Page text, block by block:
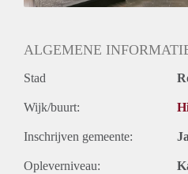
Onbepaalde termijn
ALGEMENE
Stad
Wijk/buurt:
Inschrijven gemeente: Ja
Opleverniveau: